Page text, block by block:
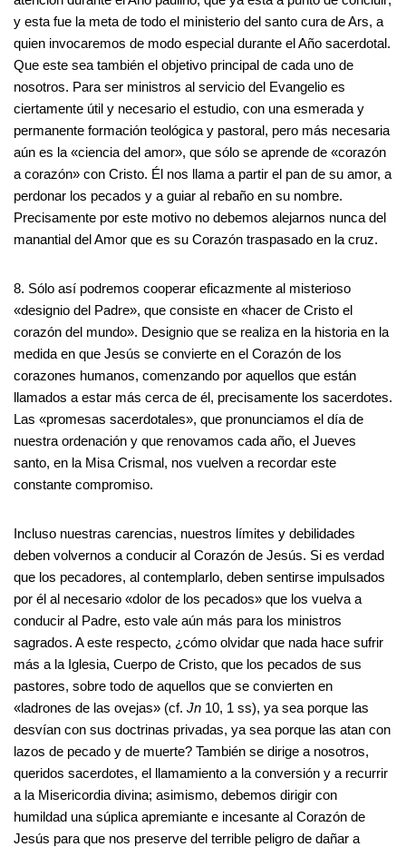
y esta fue la meta de todo el ministerio del santo cura de Ars, a
quien invocaremos de modo especial durante el Año sacerdotal.
Que este sea también el objetivo principal de cada uno de
nosotros. Para ser ministros al servicio del Evangelio es
ciertamente útil y necesario el estudio, con una esmerada y
permanente formación teológica y pastoral, pero más necesaria
aún es la «ciencia del amor», que sólo se aprende de «corazón
a corazón» con Cristo. Él nos llama a partir el pan de su amor, a
perdonar los pecados y a guiar al rebaño en su nombre.
Precisamente por este motivo no debemos alejarnos nunca del
manantial del Amor que es su Corazón traspasado en la cruz.
8. Sólo así podremos cooperar eficazmente al misterioso
«designio del Padre», que consiste en «hacer de Cristo el
corazón del mundo». Designio que se realiza en la historia en la
medida en que Jesús se convierte en el Corazón de los
corazones humanos, comenzando por aquellos que están
llamados a estar más cerca de él, precisamente los sacerdotes.
Las «promesas sacerdotales», que pronunciamos el día de
nuestra ordenación y que renovamos cada año, el Jueves
santo, en la Misa Crismal, nos vuelven a recordar este
constante compromiso.
Incluso nuestras carencias, nuestros límites y debilidades
deben volvernos a conducir al Corazón de Jesús. Si es verdad
que los pecadores, al contemplarlo, deben sentirse impulsados
por él al necesario «dolor de los pecados» que los vuelva a
conducir al Padre, esto vale aún más para los ministros
sagrados. A este respecto, ¿cómo olvidar que nada hace sufrir
más a la Iglesia, Cuerpo de Cristo, que los pecados de sus
pastores, sobre todo de aquellos que se convierten en
«ladrones de las ovejas» (cf. Jn 10, 1 ss), ya sea porque las
desvían con sus doctrinas privadas, ya sea porque las atan con
lazos de pecado y de muerte? También se dirige a nosotros,
queridos sacerdotes, el llamamiento a la conversión y a recurrir
a la Misericordia divina; asimismo, debemos dirigir con
humildad una súplica apremiante e incesante al Corazón de
Jesús para que nos preserve del terrible peligro de dañar a